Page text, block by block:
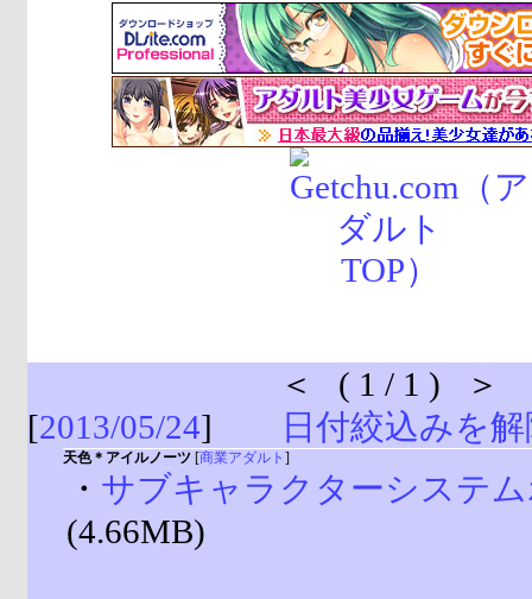
＜ ( 1 / 1 ) ＞
[2013/05/24] 日付絞込みを
天色＊アイルノーツ [商業アダルト ]
・ サブキャラクターシステ
(4.66MB)